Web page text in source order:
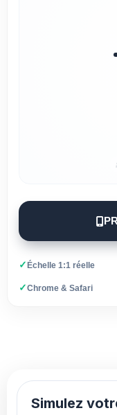
✓Échelle 1:1 réelle
✓Chrome & Safari
Simulez